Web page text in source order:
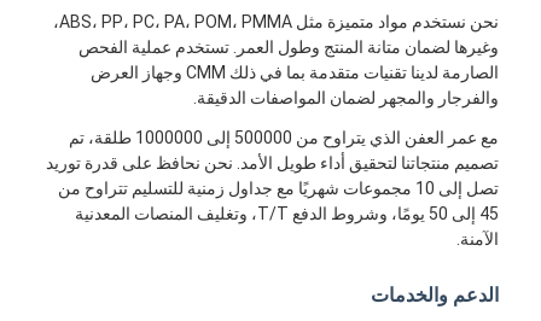
معلومات عنا
جولة في المعمل
اتصل بنا
حالات
نتحدث الآن
نحن نستخدم مواد متميزة مثل ABS، PP، PC، PA، POM، PMMA،
وغيرها لضمان متانة المنتج وطول العمر. تستخدم عملية الفحص
الصارمة لدينا تقنيات متقدمة بما في ذلك CMM وجهاز العرض
والفرجار والمجهر لضمان المواصفات الدقيقة.
مع عمر العفن الذي يتراوح من 500000 إلى 1000000 طلقة، تم
تصميم منتجاتنا لتحقيق أداء طويل الأمد. نحن نحافظ على قدرة توريد
تصل إلى 10 مجموعات شهريًا مع جداول زمنية للتسليم تتراوح من
45 إلى 50 يومًا، وشروط الدفع T/T، وتغليف المنصات المعدنية
الآمنة.
الدعم والخدمات